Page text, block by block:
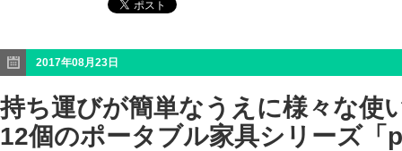
2017年08月23日
持ち運びが簡単なうえに様々な使
12個のポータブル家具シリーズ